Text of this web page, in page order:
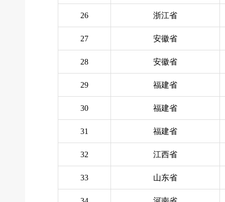
26 浙江省
27 安徽省
28 安徽省
29 福建省
30 福建省
31 福建省
32 江西省
33 山东省